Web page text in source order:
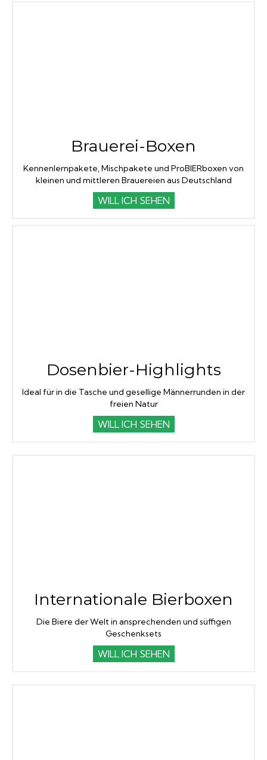
Brauerei-Boxen
Kennenlernpakete, Mischpakete und ProBIERboxen von
kleinen und mittleren Brauereien aus Deutschland
WILL ICH SEHEN
Dosenbier-Highlights
Ideal für in die Tasche und gesellige Männerrunden in der
freien Natur
WILL ICH SEHEN
Internationale Bierboxen
Die Biere der Welt in ansprechenden und süffigen
Geschenksets
WILL ICH SEHEN